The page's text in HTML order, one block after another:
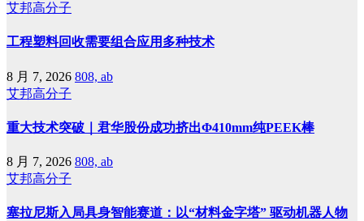
艾邦高分子
工程塑料回收需要组合应用多种技术
8 月 7, 2026 808, ab
艾邦高分子
重大技术突破｜君华股份成功挤出Φ410mm纯PEEK棒
8 月 7, 2026 808, ab
艾邦高分子
塞拉尼斯入局具身智能赛道：以“材料金字塔” 驱动机器人物